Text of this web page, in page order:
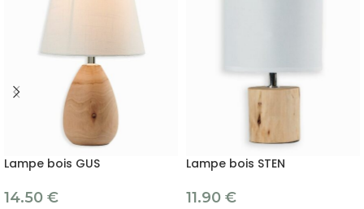
Lampe bois GUS
14.50 €
Lampe bois STEN
11.90 €